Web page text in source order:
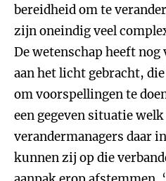
bereidheid om te
zijn oneindig veel
De wetenschap heeft nog
aan het licht gebracht,
om voorspellingen te
een gegeven situatie
verandermanagers daar
kunnen zij op die